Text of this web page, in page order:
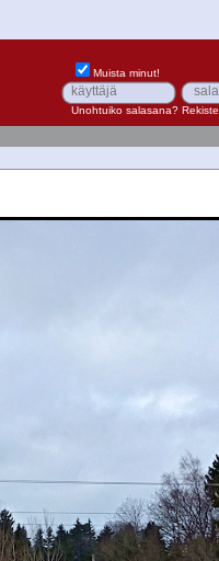
Muista minut!
Unohtuiko salasana?